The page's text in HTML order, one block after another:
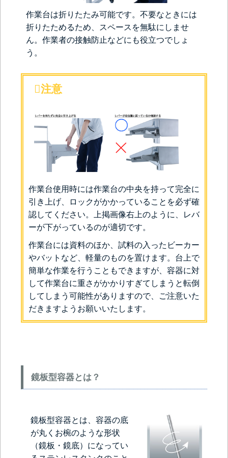
作業台は折りたたみ可能です。不要なときには
折りたためるため、スペースを無駄にしませ
ん。作業者の接触防止などにも役立つでしょ
う。
注意
作業台使用時には作業台の中央を持って完全に
引き上げ、ロックがかかっていることを必ず確
認してください。上掲画像右上のように、レバ
ーが下がっているのが適切です。
作業台には資料のほか、試料の入ったビーカー
やバットなど、軽量のものを置けます。台上で
簡単な作業を行うこともできますが、容器に対
して作業台に重さがかかりすぎてしまうと転倒
してしまう可能性がありますので、ご注意いた
だきますようお願いいたします。
鏡板型容器とは？
鏡板型容器とは、容器の底
が丸くお椀のような形状
（鏡板・鏡底）になってい